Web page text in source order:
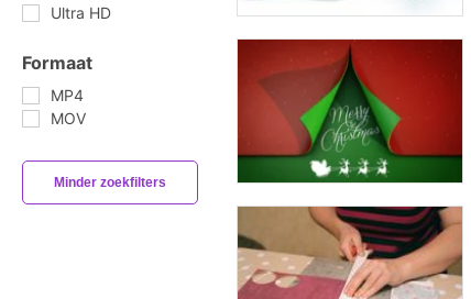
Ultra HD
Formaat
MP4
MOV
Minder zoekfilters